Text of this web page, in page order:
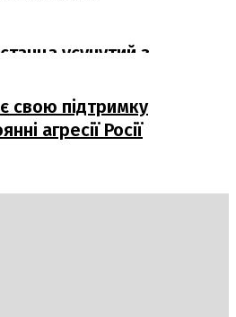
усунутий з
заходів
свою підтримку
агресії Росії